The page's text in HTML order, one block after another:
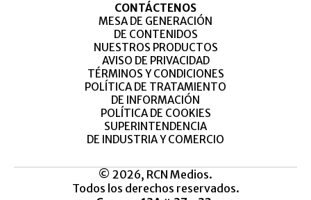
CONTÁCTENOS
MESA DE GENERACIÓN
DE CONTENIDOS
NUESTROS PRODUCTOS
AVISO DE PRIVACIDAD
TÉRMINOS Y CONDICIONES
POLÍTICA DE TRATAMIENTO
DE INFORMACIÓN
POLÍTICA DE COOKIES
SUPERINTENDENCIA
DE INDUSTRIA Y COMERCIO
© 2026, RCN Medios.
Todos los derechos reservados.